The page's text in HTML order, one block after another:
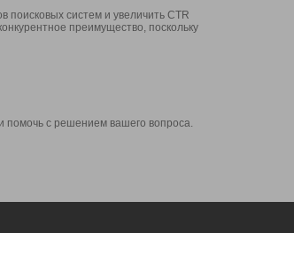
поисковых систем и увеличить CTR
преимущество, поскольку
помочь с решением вашего вопроса.